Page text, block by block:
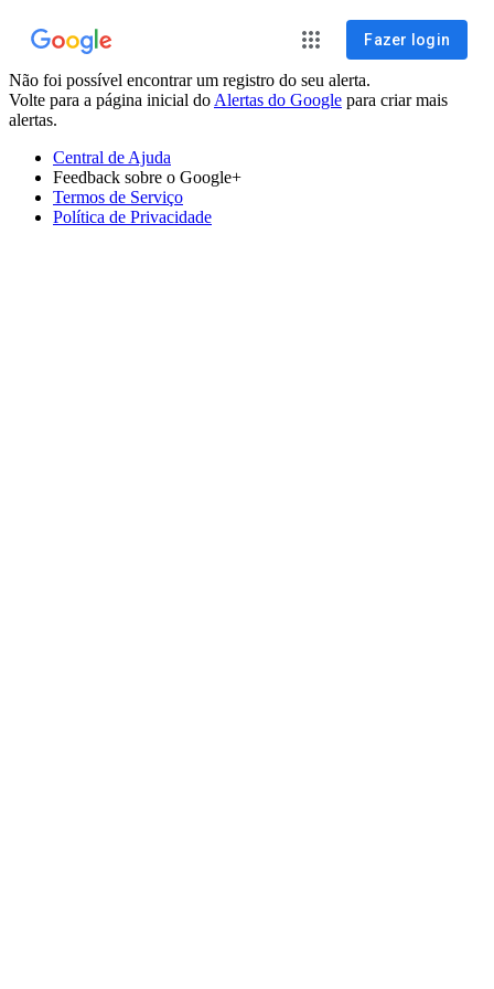
Fazer login
Não foi possível encontrar um registro do seu alerta.
Volte para a página inicial do Alertas do Google para criar mais
alertas.
Central de Ajuda
Feedback sobre o Google+
Termos de Serviço
Política de Privacidade